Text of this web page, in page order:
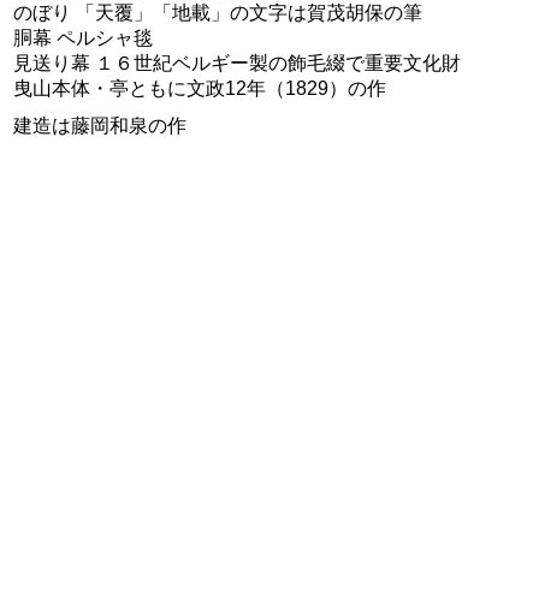
のぼり 「天覆」「地載」の文字は賀茂胡保の筆
胴幕 ペルシャ毯
見送り幕 １６世紀ベルギー製の飾毛綴で重要文化財
曳山本体・亭ともに文政12年（1829）の作
建造は藤岡和泉の作